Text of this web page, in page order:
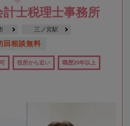
士税理士事務所
三ノ宮駅
回相談無料
役所から近い 職歴20年以上